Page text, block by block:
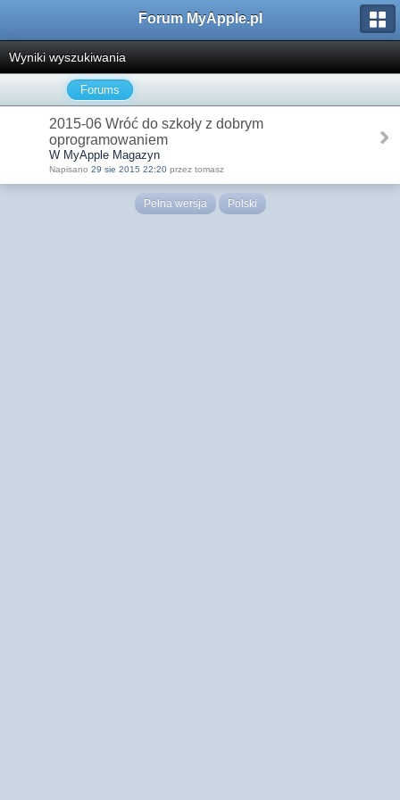
Forum MyApple.pl
Wyniki wyszukiwania
Forums
2015-06 Wróć do szkoły z dobrym
oprogramowaniem
W MyApple Magazyn
Napisano 29 sie 2015 22:20 przez tomasz
Pełna wersja Polski